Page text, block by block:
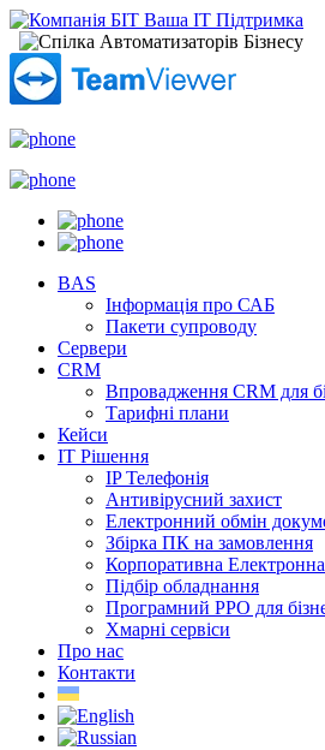
BAS
Інформація про САБ
Пакети супроводу
Сервери
CRM
Впровадження CRM для
Тарифні плани
Кейси
ІТ Рішення
IP Телефонія
Антивірусний захист
Електронний обмін
Збірка ПК на замовлення
Корпоративна
Підбір обладнання
Програмний РРО для
Хмарні сервіси
Про нас
Контакти